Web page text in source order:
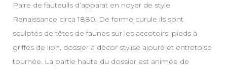
Paire de fauteuils d’apparat en noyer de style
Renaissance circa 1880. De forme curule ils sont
sculptés de têtes de faunes sur les accotoirs, pieds à
griffes de lion, dossier à décor stylisé ajouré et entretoise
tournée. La partie haute du dossier est animée de